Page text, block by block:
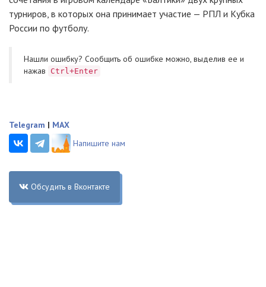
турниров, в которых она принимает участие — РПЛ и Кубка
России по футболу.
Нашли ошибку? Cообщить об ошибке можно, выделив ее и
нажав
Ctrl+Enter
Telegram | MAX
Напишите нам
Обсудить в Вконтакте